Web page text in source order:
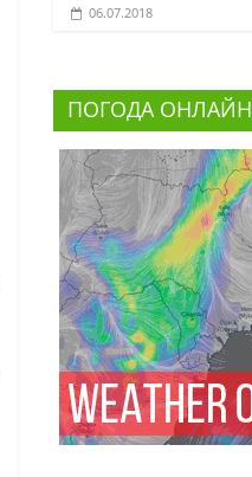
06.07.2018
ПОГОДА ОНЛАЙН